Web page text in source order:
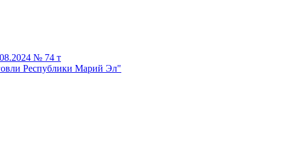
№ 74 т
Республики Марий Эл"